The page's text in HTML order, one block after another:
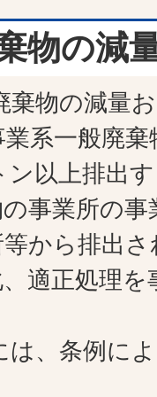
物の減
棄物の減量
系一般廃
ン以上排出
事業所の
から排出
適正処理
は、条例に